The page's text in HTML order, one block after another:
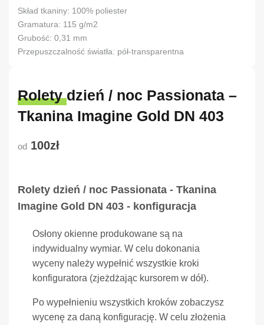
Skład tkaniny: 100% poliester
Gramatura: 115 g/m2
Grubość: 0,31 mm
Przepuszczalność światła: pół-transparentna
Rolety dzień / noc Passionata –
Tkanina Imagine Gold DN 403
od 100zł
Rolety dzień / noc Passionata - Tkanina
Imagine Gold DN 403 - konfiguracja
Osłony okienne produkowane są na
indywidualny wymiar. W celu dokonania
wyceny należy wypełnić wszystkie kroki
konfiguratora (zjeżdżając kursorem w dół).
Po wypełnieniu wszystkich kroków zobaczysz
wycenę za daną konfigurację. W celu złożenia